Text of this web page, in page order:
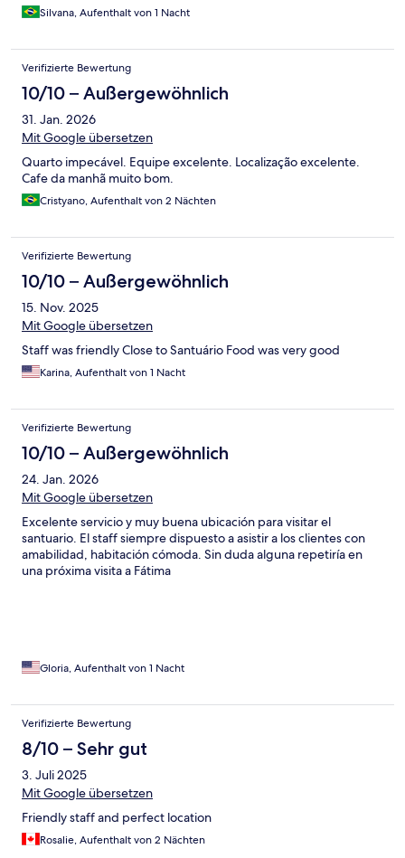
Silvana, Aufenthalt von 1 Nacht
Verifizierte Bewertung
10/10 – Außergewöhnlich
31. Jan. 2026
Mit Google übersetzen
Quarto impecável. Equipe excelente. Localização excelente.
Cafe da manhã muito bom.
Cristyano, Aufenthalt von 2 Nächten
Verifizierte Bewertung
10/10 – Außergewöhnlich
15. Nov. 2025
Mit Google übersetzen
Staff was friendly Close to Santuário Food was very good
Karina, Aufenthalt von 1 Nacht
Verifizierte Bewertung
10/10 – Außergewöhnlich
24. Jan. 2026
Mit Google übersetzen
Excelente servicio y muy buena ubicación para visitar el
santuario. El staff siempre dispuesto a asistir a los clientes con
amabilidad, habitación cómoda. Sin duda alguna repetiría en
una próxima visita a Fátima
Gloria, Aufenthalt von 1 Nacht
Verifizierte Bewertung
8/10 – Sehr gut
3. Juli 2025
Mit Google übersetzen
Friendly staff and perfect location
Rosalie, Aufenthalt von 2 Nächten